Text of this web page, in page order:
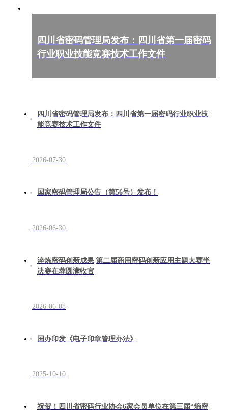
四川省密码管理局发布：四川省第一届密码
行业职业技能竞赛技术工作文件
四川省密码管理局发布：四川省第一届密码行业职业技
能竞赛技术工作文件
2026-07-30
国家密码管理局公告（第56号）发布！
2026-06-30
淬炼密码创新成果|第二届商用密码创新应用主题大赛半
决赛在蓉圆满收官
2026-06-08
国办印发《电子印章管理办法》
2025-10-10
祝贺！四川省密码行业协会6家会员单位在第三届“熵密